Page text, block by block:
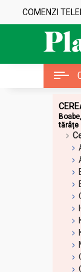
COMENZI
tărâțe